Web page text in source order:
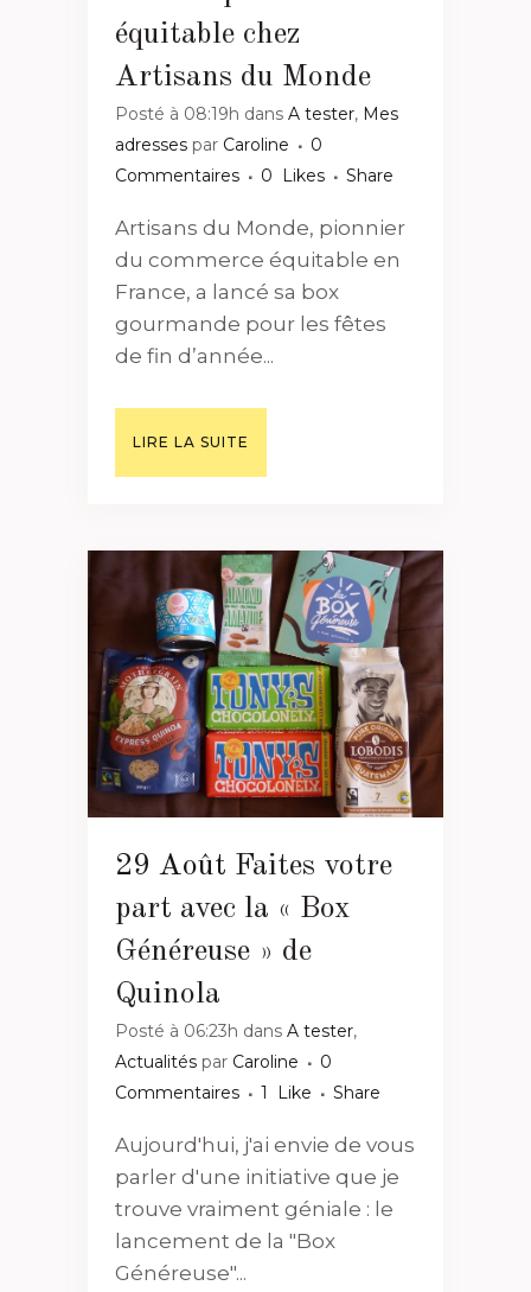
équitable chez
Artisans du Monde
Posté à 08:19h dans A tester, Mes
adresses par Caroline
0
Commentaires
0 Likes Share
Artisans du Monde, pionnier
du commerce équitable en
France, a lancé sa box
gourmande pour les fêtes
de fin d’année...
LIRE LA SUITE
29 Août Faites votre
part avec la « Box
Généreuse » de
Quinola
Posté à 06:23h dans A tester,
Actualités par Caroline
0
Commentaires
1 Like Share
Aujourd'hui, j'ai envie de vous
parler d'une initiative que je
trouve vraiment géniale : le
lancement de la "Box
Généreuse"...